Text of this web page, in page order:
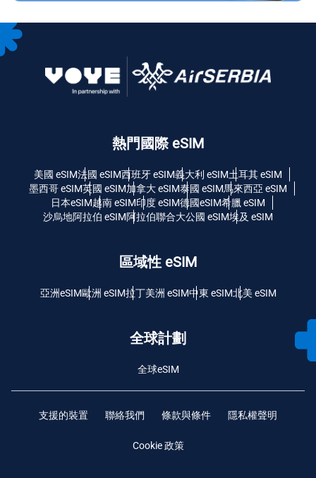
熱門國際 eSIM
美國 eSIM法國 eSIM西班牙 eSIM義大利 eSIM土耳其 eSIM
墨西哥 eSIM英國 eSIM加拿大 eSIM泰國 eSIM馬來西亞 eSIM
日本eSIM越南 eSIM印度 eSIM德國eSIM希臘 eSIM
沙烏地阿拉伯 eSIM阿拉伯聯合大公國 eSIM埃及 eSIM
區域性 eSIM
亞洲eSIM歐洲 eSIM拉丁美洲 eSIM中東 eSIM北美 eSIM
全球計劃
全球eSIM
支援的裝置 聯絡我們 條款與條件 隱私權聲明
Cookie 政策